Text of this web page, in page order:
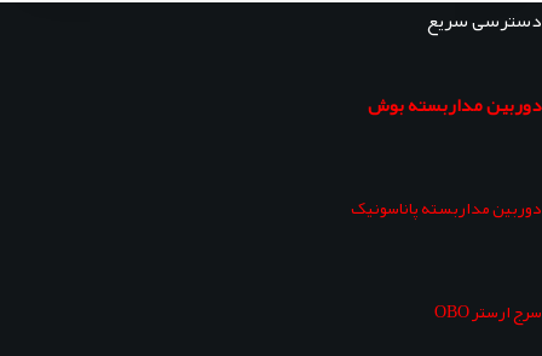
دسترسی سریع
دوربین مداربسته بوش
دوربین مداربسته پاناسونیک
سرج ارستر OBO